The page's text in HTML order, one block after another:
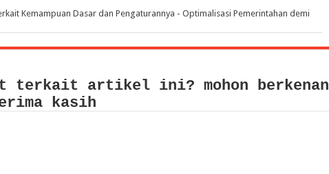
Kemampuan Dasar dan Pengaturannya - Optimalisasi Pemerintahan demi
terkait artikel ini? mohon berkenan
kasih